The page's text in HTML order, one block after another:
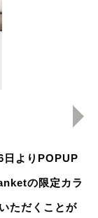
日よりPOPUP
の限定カラ
ただくことが